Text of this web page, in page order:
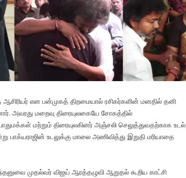
என பன்முகத் திறமையால் ரசிகர்களின் மனதில் தனி
அவரது மறைவு திரையுலகையே சோகத்தில்
மற்றும் திரையுலகினர் அஞ்சலி செலுத்துவதற்காக உடல்
பாக்யராஜின் உடலுக்கு மாலை அணிவித்து இறுதி மரியாதை
முதல்வர் விஜய் ஆரத்தழுவி ஆறுதல் கூறிய காட்சி